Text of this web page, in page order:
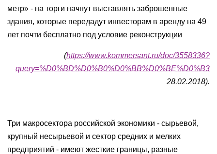
метр» - на торги начнут выставлять заброшенные
здания, которые передадут инвесторам в аренду на 49
лет почти бесплатно под условие реконструкции
(https://www.kommersant.ru/doc/3558336?
query=%D0%BD%D0%B0%D0%BB%D0%BE%D0%B3
28.02.2018).
Три макросектора российской экономики - сырьевой,
крупный несырьевой и сектор средних и мелких
предприятий - имеют жесткие границы, разные